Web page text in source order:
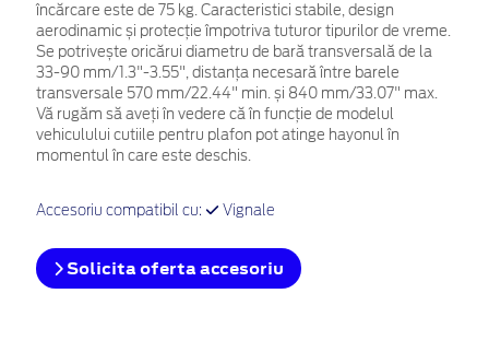
încărcare este de 75 kg. Caracteristici stabile, design
aerodinamic și protecție împotriva tuturor tipurilor de vreme.
Se potrivește oricărui diametru de bară transversală de la
33-90 mm/1.3"-3.55", distanța necesară între barele
transversale 570 mm/22.44" min. și 840 mm/33.07" max.
Vă rugăm să aveți în vedere că în funcție de modelul
vehiculului cutiile pentru plafon pot atinge hayonul în
momentul în care este deschis.
Accesoriu compatibil cu: Vignale
Solicita oferta accesoriu